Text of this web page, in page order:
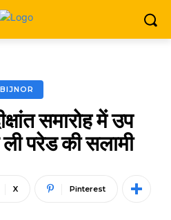
BIJNOR
समारोह में उप
ली परेड की सलामी
X Pinterest